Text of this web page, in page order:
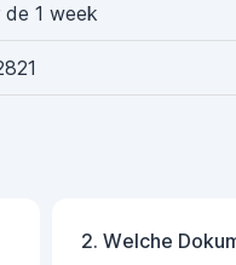
de 1 week
2. Welche